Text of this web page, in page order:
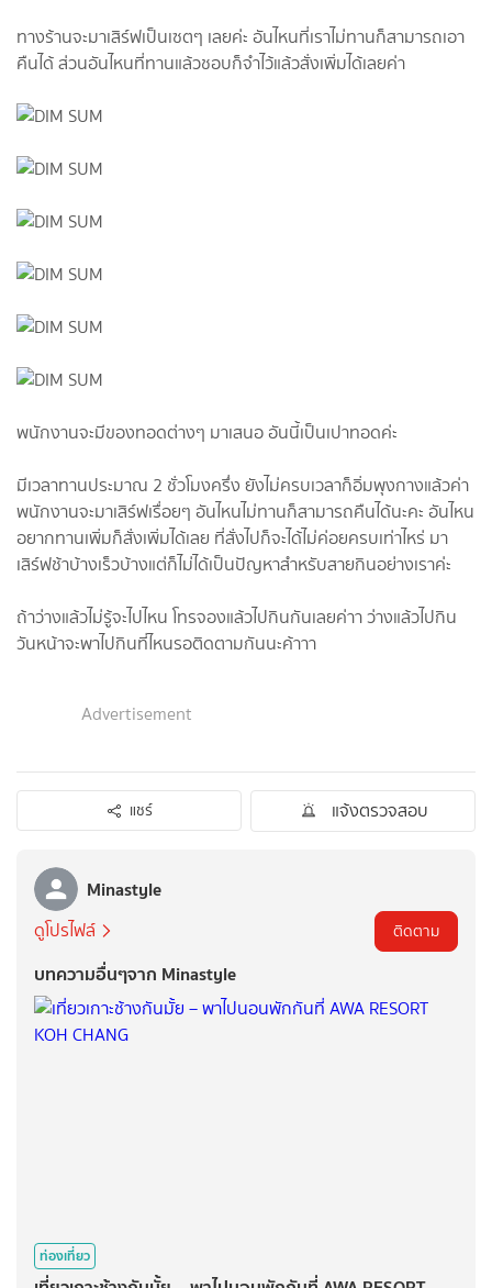
ทางร้านจะมาเสิร์ฟเป็นเซตๆ เลยค่ะ อันไหนที่เราไม่ทานก็สามารถเอา
คืนได้ ส่วนอันไหนที่ทานแล้วชอบก็จำไว้แล้วสั่งเพิ่มได้เลยค่า
พนักงานจะมีของทอดต่างๆ มาเสนอ อันนี้เป็นเปาทอดค่ะ
มีเวลาทานประมาณ 2 ชั่วโมงครึ่ง ยังไม่ครบเวลาก็อิ่มพุงกางแล้วค่า
พนักงานจะมาเสิร์ฟเรื่อยๆ อันไหนไม่ทานก็สามารถคืนได้นะคะ อันไหน
อยากทานเพิ่มก็สั่งเพิ่มได้เลย ที่สั่งไปก็จะได้ไม่ค่อยครบเท่าไหร่ มา
เสิร์ฟช้าบ้างเร็วบ้างแต่ก็ไม่ได้เป็นปัญหาสำหรับสายกินอย่างเราค่ะ
ถ้าว่างแล้วไม่รู้จะไปไหน โทรจองแล้วไปกินกันเลยค่าา ว่างแล้วไปกิน
วันหน้าจะพาไปกินที่ไหนรอติดตามกันนะค้าาา
Advertisement
แชร์ แจ้งตรวจสอบ
Minastyle
ดูโปรไฟล์ ติดตาม
บทความอื่นๆจาก Minastyle
ท่องเที่ยว